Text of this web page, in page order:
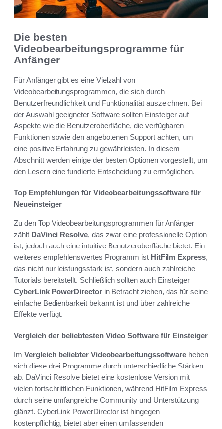
Die besten
Videobearbeitungsprogramme für
Anfänger
Für Anfänger gibt es eine Vielzahl von
Videobearbeitungsprogrammen, die sich durch
Benutzerfreundlichkeit und Funktionalität auszeichnen. Bei
der Auswahl geeigneter Software sollten Einsteiger auf
Aspekte wie die Benutzeroberfläche, die verfügbaren
Funktionen sowie den angebotenen Support achten, um
eine positive Erfahrung zu gewährleisten. In diesem
Abschnitt werden einige der besten Optionen vorgestellt, um
den Lesern eine fundierte Entscheidung zu ermöglichen.
Top Empfehlungen für Videobearbeitungssoftware für
Neueinsteiger
Zu den Top Videobearbeitungsprogrammen für Anfänger
zählt DaVinci Resolve, das zwar eine professionelle Option
ist, jedoch auch eine intuitive Benutzeroberfläche bietet. Ein
weiteres empfehlenswertes Programm ist HitFilm Express,
das nicht nur leistungsstark ist, sondern auch zahlreiche
Tutorials bereitstellt. Schließlich sollten auch Einsteiger
CyberLink PowerDirector in Betracht ziehen, das für seine
einfache Bedienbarkeit bekannt ist und über zahlreiche
Effekte verfügt.
Vergleich der beliebtesten Video Software für Einsteiger
Im Vergleich beliebter Videobearbeitungssoftware heben
sich diese drei Programme durch unterschiedliche Stärken
ab. DaVinci Resolve bietet eine kostenlose Version mit
vielen fortschrittlichen Funktionen, während HitFilm Express
durch seine umfangreiche Community und Unterstützung
glänzt. CyberLink PowerDirector ist hingegen
kostenpflichtig, bietet aber einen umfassenden